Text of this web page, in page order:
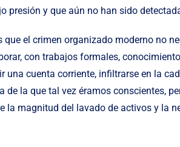
presión y que aún no han sido
que el crimen organizado moderno no
con trabajos formales,
una cuenta corriente, infiltrarse en la
la que tal vez éramos conscientes,
la magnitud del lavado de activos y la